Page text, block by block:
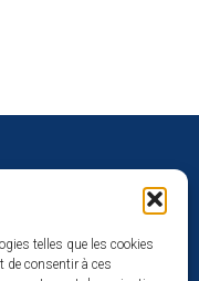
telles que les cookies
de consentir à ces